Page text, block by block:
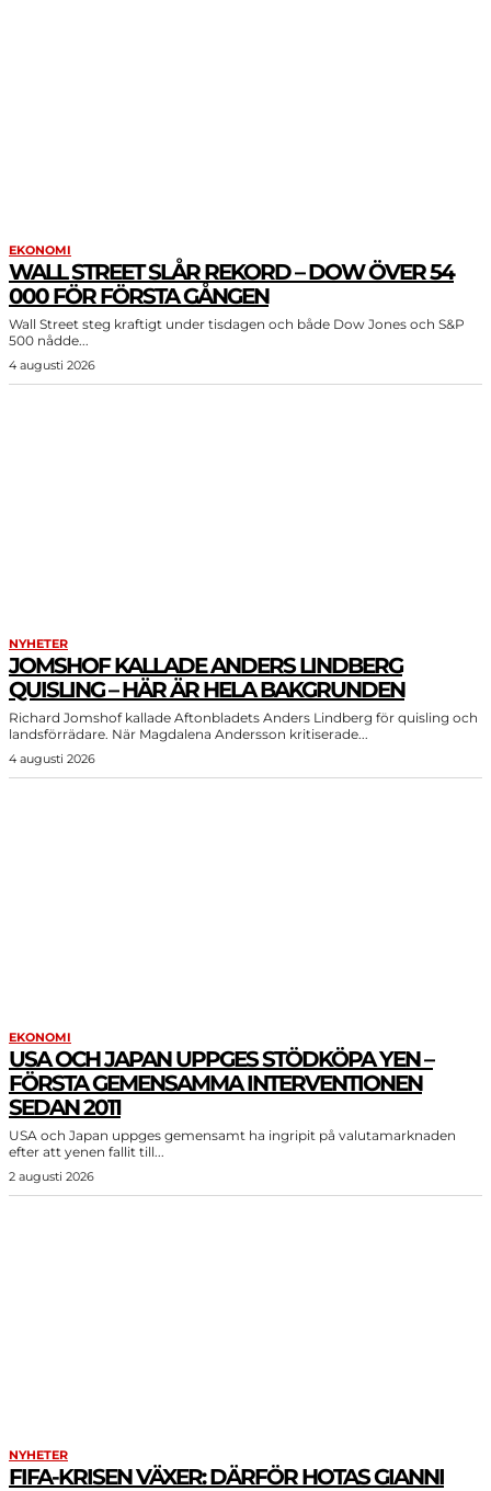
EKONOMI
WALL STREET SLÅR REKORD – DOW ÖVER 54
000 FÖR FÖRSTA GÅNGEN
Wall Street steg kraftigt under tisdagen och både Dow Jones och S&P
500 nådde...
4 augusti 2026
NYHETER
JOMSHOF KALLADE ANDERS LINDBERG
QUISLING – HÄR ÄR HELA BAKGRUNDEN
Richard Jomshof kallade Aftonbladets Anders Lindberg för quisling och
landsförrädare. När Magdalena Andersson kritiserade...
4 augusti 2026
EKONOMI
USA OCH JAPAN UPPGES STÖDKÖPA YEN –
FÖRSTA GEMENSAMMA INTERVENTIONEN
SEDAN 2011
USA och Japan uppges gemensamt ha ingripit på valutamarknaden
efter att yenen fallit till...
2 augusti 2026
NYHETER
FIFA-KRISEN VÄXER: DÄRFÖR HOTAS GIANNI